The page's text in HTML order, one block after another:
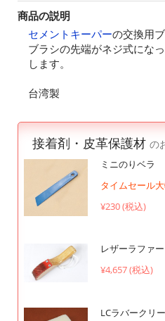
商品の説明
セメントキーパーの交換用ブ
ブラシの先端がネジ式にな
します。
台湾製
接着剤・皮革保護材 の
ミニのりベラ
タイムセール
¥230 (税込)
レザーラファー
¥4,657 (税込)
LCラバークリ